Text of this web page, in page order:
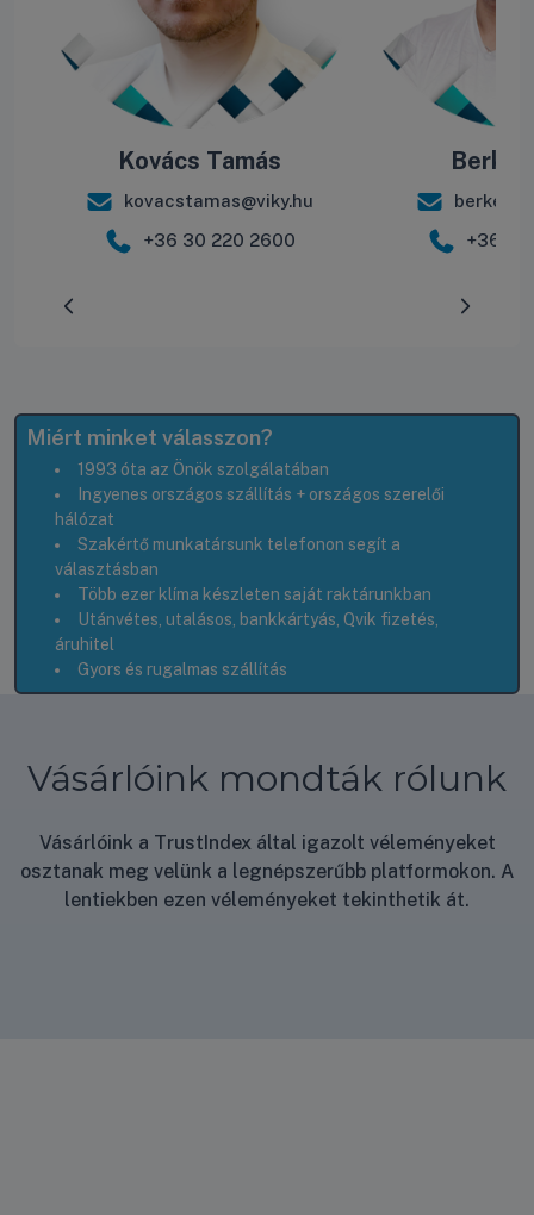
Kovács Tamás
kovacstamas@viky.hu
+36 30 220 2600
Berke
+36 30
Miért minket válasszon?
1993 óta az Önök szolgálatában
Ingyenes országos szállítás + országos szerelői
hálózat
Szakértő munkatársunk telefonon segít a
választásban
Több ezer klíma készleten saját raktárunkban
Utánvétes, utalásos, bankkártyás, Qvik fizetés,
áruhitel
Gyors és rugalmas szállítás
Vásárlóink mondták rólunk
Vásárlóink a TrustIndex által igazolt véleményeket
osztanak meg velünk a legnépszerűbb platformokon. A
lentiekben ezen véleményeket tekinthetik át.